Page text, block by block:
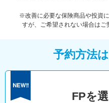
※改善に必要な保険商品や投資
すが、ご希望されない場合はご
予約方法
FPを